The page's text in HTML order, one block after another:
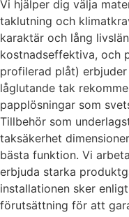
Vi hjälper dig välja
taklutning och
karaktär och lång
kostnadseffektiva, och
profilerad plåt)
låglutande tak
papplösningar som
Tillbehör som
taksäkerhet
bästa funktion. Vi
erbjuda starka
installationen sker
förutsättning för att